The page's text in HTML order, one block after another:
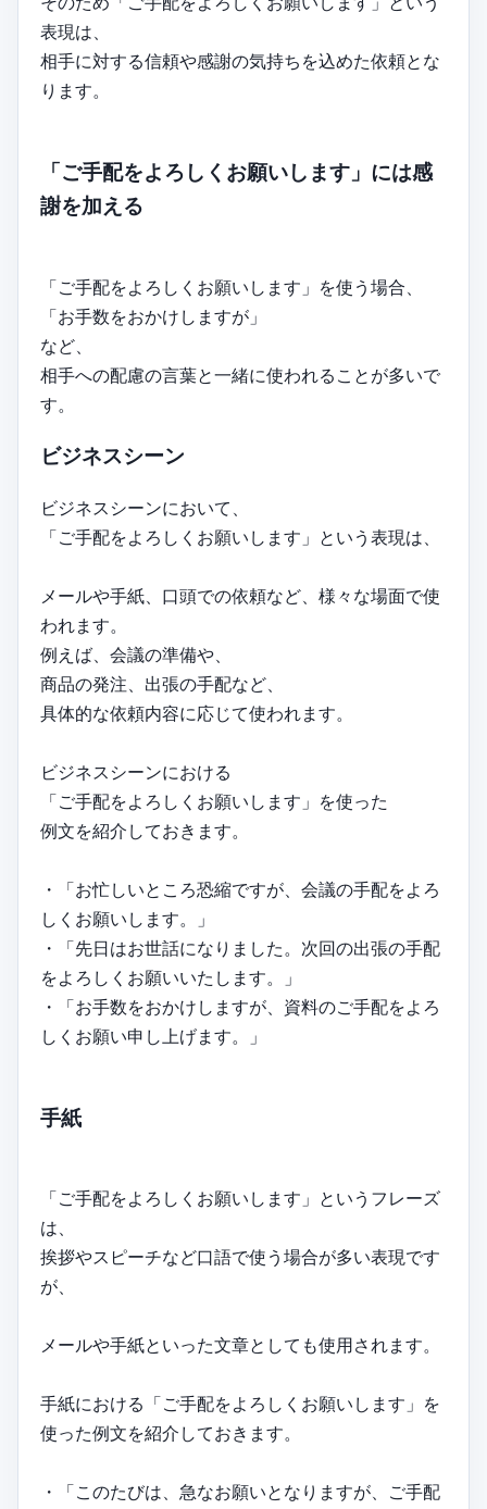
表現は、
相手に対する信頼や感謝の気持ちを込めた依頼とな
ります。
「ご手配をよろしくお願いします」には感
謝を加える
「ご手配をよろしくお願いします」を使う場合、
「お手数をおかけしますが」
など、
相手への配慮の言葉と一緒に使われることが多いで
す。
ビジネスシーン
ビジネスシーンにおいて、
「ご手配をよろしくお願いします」という表現は、
メールや手紙、口頭での依頼など、様々な場面で使
われます。
例えば、会議の準備や、
商品の発注、出張の手配など、
具体的な依頼内容に応じて使われます。
ビジネスシーンにおける
「ご手配をよろしくお願いします」を使った
例文を紹介しておきます。
・「お忙しいところ恐縮ですが、会議の手配をよろ
しくお願いします。」
・「先日はお世話になりました。次回の出張の手配
をよろしくお願いいたします。」
・「お手数をおかけしますが、資料のご手配をよろ
しくお願い申し上げます。」
手紙
「ご手配をよろしくお願いします」というフレーズ
は、
挨拶やスピーチなど口語で使う場合が多い表現です
が、
メールや手紙といった文章としても使用されます。
手紙における「ご手配をよろしくお願いします」を
使った例文を紹介しておきます。
・「このたびは、急なお願いとなりますが、ご手配